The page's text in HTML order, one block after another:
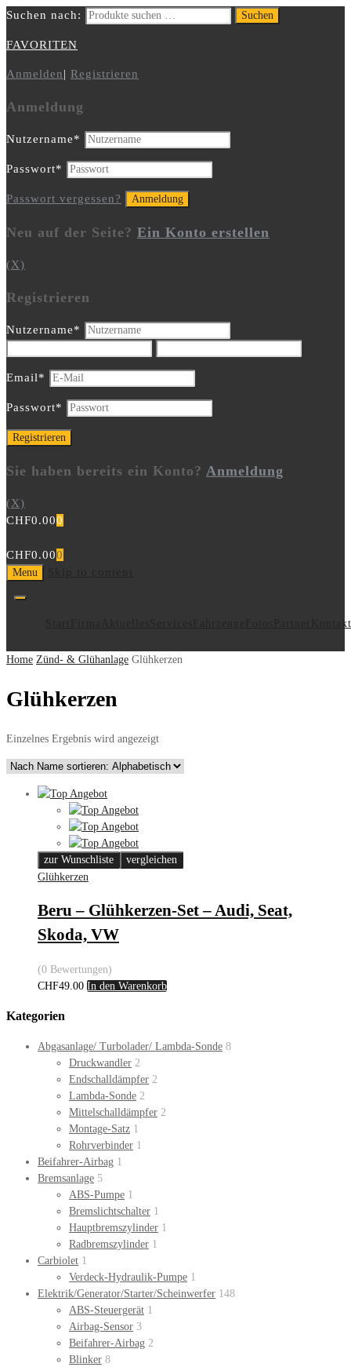
Suchen nach: Suchen
FAVORITEN
Anmelden| Registrieren
Anmeldung
Nutzername*
Passwort*
Passwort vergessen?
Neu auf der Seite? Ein Konto erstellen
(X)
Registrieren
Nutzername*
Email*
Passwort*
Sie haben bereits ein Konto? Anmeldung
(X)
CHF0.000
CHF0.000
Menu
Kontakt
Home Zünd- & Glühanlage Glühkerzen
Glühkerzen
Einzelnes Ergebnis wird angezeigt
zur Wunschliste
vergleichen
Glühkerzen
Beru – Glühkerzen-Set – Audi, Seat,
Skoda, VW
(0 Bewertungen)
CHF49.00 In den Warenkorb
Kategorien
Abgasanlage/ Turbolader/ Lambda-Sonde 8
Druckwandler 2
Endschalldämpfer 2
Lambda-Sonde 2
Mittelschalldämpfer 2
Montage-Satz 1
Rohrverbinder 1
Beifahrer-Airbag 1
Bremsanlage 5
ABS-Pumpe 1
Bremslichtschalter 1
Hauptbremszylinder 1
Radbremszylinder 1
Carbiolet 1
Verdeck-Hydraulik-Pumpe 1
Elektrik/Generator/Starter/Scheinwerfer 148
ABS-Steuergerät 1
Airbag-Sensor 3
Beifahrer-Airbag 2
Blinker 8